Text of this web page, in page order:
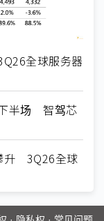
全球服务器
半场 智驾芯
升 3Q26全球